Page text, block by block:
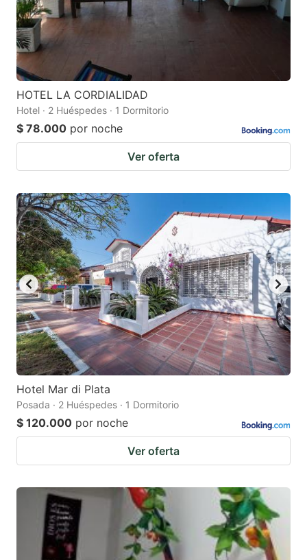
HOTEL LA CORDIALIDAD
Hotel · 2 Huéspedes · 1 Dormitorio
$ 78.000 por noche
Ver oferta
Hotel Mar di Plata
Posada · 2 Huéspedes · 1 Dormitorio
$ 120.000 por noche
Ver oferta